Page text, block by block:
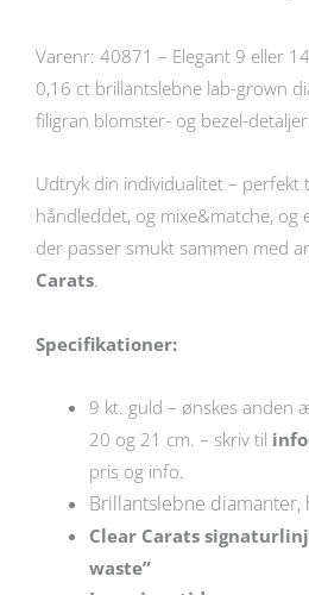
Varenr: 40871 – Elegant 9 eller
0,16 ct brillantslebne lab-grown
filigran blomster- og bezel-
Udtryk din individualitet – perfekt
håndleddet, og mixe&matche, og
der passer smukt sammen med
Carats.
Specifikationer:
9 kt. guld – ønskes anden
20 og 21 cm. – skriv til
pris og info.
Brillantslebne diamanter,
Clear Carats
waste”